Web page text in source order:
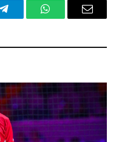
TelegramWhatsAppEmail